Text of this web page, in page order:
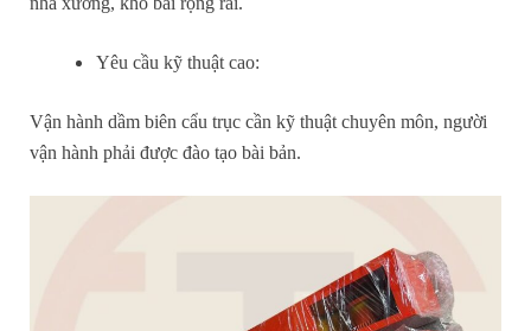
Yêu cầu kỹ thuật cao:
Vận hành dầm biên cẩu trục cần kỹ thuật chuyên môn, người
vận hành phải được đào tạo bài bản.